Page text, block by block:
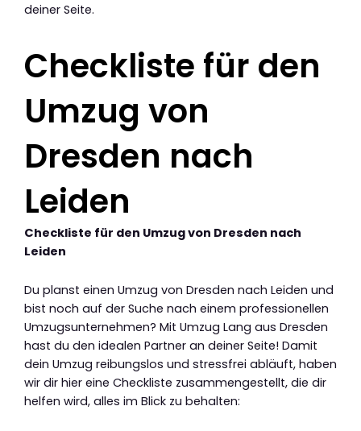
deiner Seite.
Checkliste für den
Umzug von
Dresden nach
Leiden
Checkliste für den Umzug von Dresden nach
Leiden
Du planst einen Umzug von Dresden nach Leiden und
bist noch auf der Suche nach einem professionellen
Umzugsunternehmen? Mit Umzug Lang aus Dresden
hast du den idealen Partner an deiner Seite! Damit
dein Umzug reibungslos und stressfrei abläuft, haben
wir dir hier eine Checkliste zusammengestellt, die dir
helfen wird, alles im Blick zu behalten: